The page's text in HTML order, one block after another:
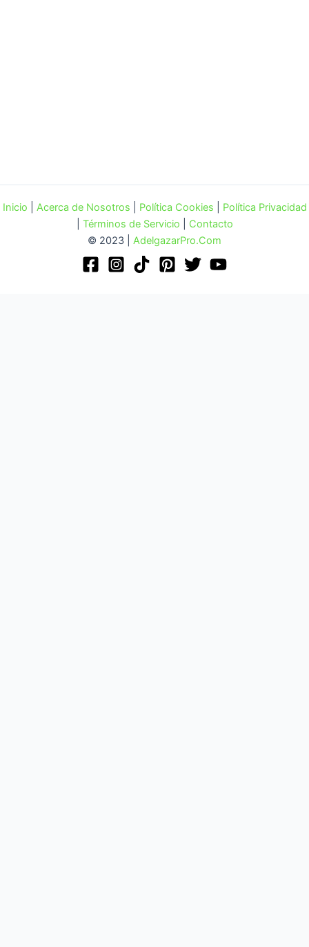
Inicio Acerca de Nosotros Política Cookies
Política Privacidad
Términos de Servicio
Contacto
© 2023 | AdelgazarPro.Com